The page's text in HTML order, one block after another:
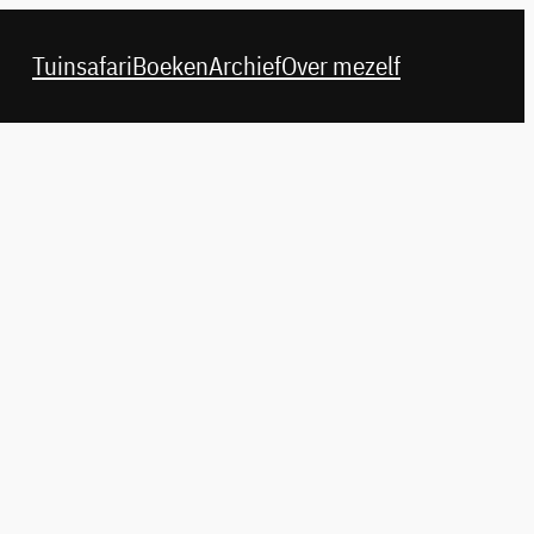
TuinsafariBoekenArchiefOver mezelf